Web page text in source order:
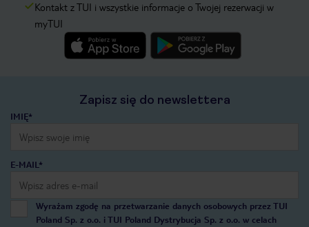
Kontakt z TUI i wszystkie informacje o Twojej rezerwacji w
myTUI
Zapisz się do newslettera
IMIĘ*
E-MAIL*
Wyrażam zgodę na przetwarzanie danych osobowych przez TUI
Poland Sp. z o.o. i TUI Poland Dystrybucja Sp. z o.o. w celach